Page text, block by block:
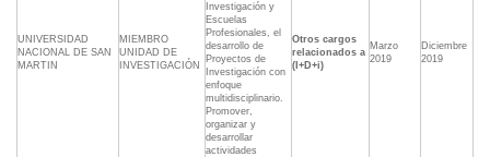
UNIVERSIDAD
NACIONAL DE SAN
MARTIN
MIEMBRO
UNIDAD DE
INVESTIGACIÓN
Investigación y
Escuelas
Profesionales, el
desarrollo de
Proyectos de
Investigación con
enfoque
multidisciplinario.
Promover,
organizar y
desarrollar
actividades
Otros cargos
relacionados a
(I+D+i)
Marzo
2019
Diciembre
2019